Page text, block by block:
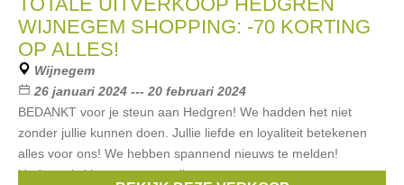
WIJNEGEM SHOPPING: -70 KORTING
OP ALLES!
Wijnegem
26 januari 2024 --- 20 februari 2024
BEDANKT voor je steun aan Hedgren! We hadden het niet
zonder jullie kunnen doen. Jullie liefde en loyaliteit betekenen
alles voor ons! We hebben spannend nieuws te melden!
Hedgren is klaar om op te stijgen